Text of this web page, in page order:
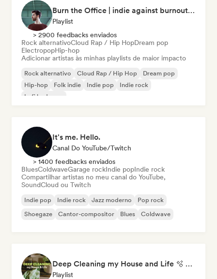
Burn the Office | indie against burnout (by Music Minds)
Playlist
> 2900 feedbacks enviados
Rock alternativoCloud Rap / Hip HopDream pop
ElectropopHip-hop
Adicionar artistas às minhas playlists de maior impacto
Rock alternativo Cloud Rap / Hip Hop
Dream pop
Hip-hop
Folk indie Indie pop
Indie rock
Lofi bedroom
It's me. Hello.
Canal Do YouTube/Twitch
> 1400 feedbacks enviados
BluesColdwaveGarage rockIndie popIndie rock
Compartilhar artistas no meu canal do YouTube,
SoundCloud ou Twitch
Indie pop Indie rock Jazz moderno
Pop rock
Shoegaze
Cantor-compositor Blues Coldwave
Deep Cleaning my House and Life 🫧 Bedroom Pop & Indie Pop
Playlist